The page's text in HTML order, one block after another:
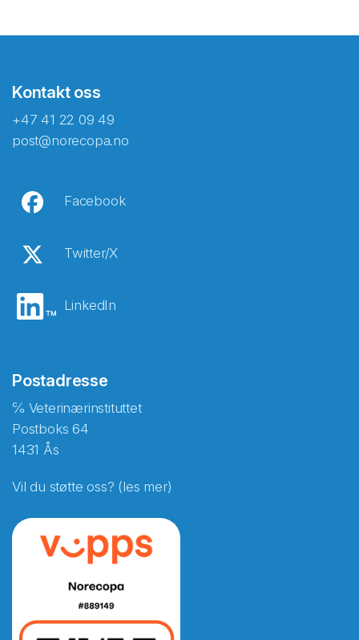
Kontakt oss
+47 41 22 09 49
post@norecopa.no
Facebook
Twitter/X
LinkedIn
Postadresse
℅ Veterinærinstituttet
Postboks 64
1431 Ås
Vil du støtte oss? (les mer)